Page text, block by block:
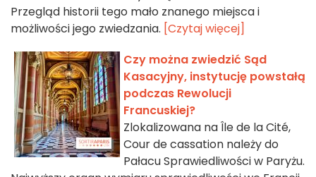
Przegląd historii tego mało znanego miejsca i
możliwości jego zwiedzania. [Czytaj więcej]
Czy można zwiedzić Sąd
Kasacyjny, instytucję powstałą
podczas Rewolucji
Francuskiej?
Zlokalizowana na Île de la Cité,
Cour de cassation należy do
Pałacu Sprawiedliwości w Paryżu.